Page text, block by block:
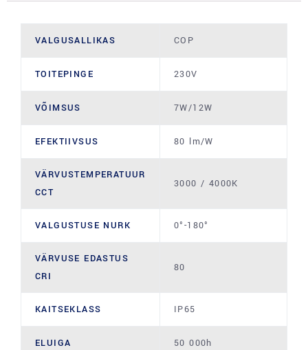
VALGUSALLIKAS COP
TOITEPINGE 230V
VÕIMSUS 7W/12W
EFEKTIIVSUS 80 lm/W
VÄRVUSTEMPERATUUR
CCT
3000 / 4000K
VALGUSTUSE NURK 0°-180°
VÄRVUSE EDASTUS
CRI
80
KAITSEKLASS IP65
ELUIGA 50 000h